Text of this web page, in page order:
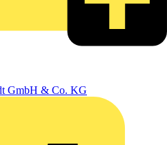
GmbH & Co. KG